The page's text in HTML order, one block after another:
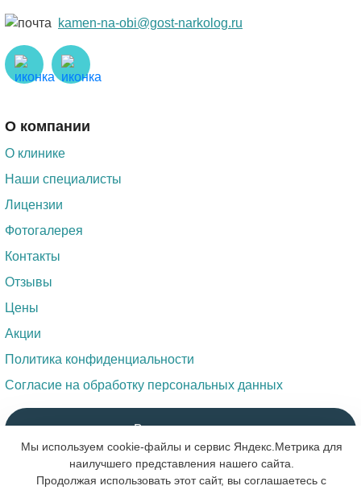
kamen-na-obi@gost-narkolog.ru
О компании
О клинике
Наши специалисты
Лицензии
Фотогалерея
Контакты
Отзывы
Цены
Акции
Политика конфиденциальности
Согласие на обработку персональных данных
Вопрос доктору
Обратный звонок
Мы используем cookie-файлы и сервис Яндекс.Метрика для
наилучшего представления нашего сайта.
Продолжая использовать этот сайт, вы соглашаетесь с